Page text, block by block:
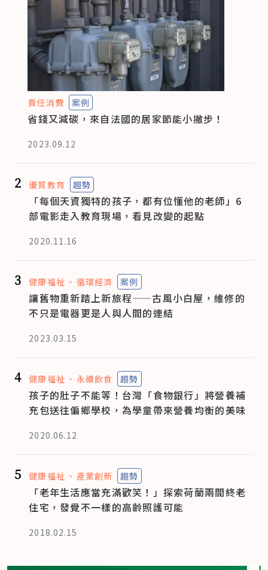
責任消費 案例
省錢又減碳，來自法國的居家節能小撇步！
2023.09.12
2 優質教育 趨勢
「每個天資獨特的孩子，都有位懂他的老師」6
部電影走入教育現場，看見改變的起點
2020.11.16
3 健康福祉 循環經濟 案例
讓舊物重新踏上新旅程——古風小白屋，維修的
不只是電器更是人與人間的連結
2023.03.15
4 健康福祉 永續飲食 趨勢
孩子的肚子不能等！台灣「食物銀行」將營養補
充包送往偏鄉學校，為學童帶來營養均衡的美味
2020.06.12
5 健康福祉 產業創新 趨勢
「老年生活應當充滿歡笑！」探索荷蘭兩間終老
住宅，發覺不一樣的高齡照護可能
2018.02.15